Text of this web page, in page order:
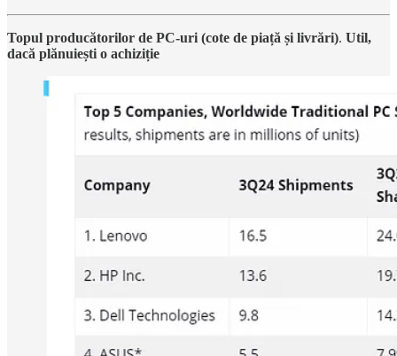
Topul producătorilor de PC-uri (cote de piață și livrări). Util,
dacă plănuiești o achiziție